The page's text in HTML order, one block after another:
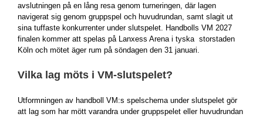
avslutningen på en lång resa genom turneringen, där lagen
navigerat sig genom gruppspel och huvudrundan, samt slagit ut
sina tuffaste konkurrenter under slutspelet. Handbolls VM 2027
finalen kommer att spelas på Lanxess Arena i tyska storstaden
Köln och mötet äger rum på söndagen den 31 januari.
Vilka lag möts i VM-slutspelet?
Utformningen av handboll VM:s spelschema under slutspelet gör
att lag som har mött varandra under gruppspelet eller huvudrundan